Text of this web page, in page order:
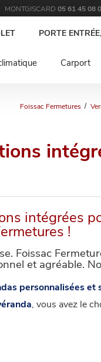
MONTGISCARD05 61 45 08
PORTE
Carport
Foissac Fermetures
intégrées
!
Foissac
et agréable.
personnalisées et
, vous avez le